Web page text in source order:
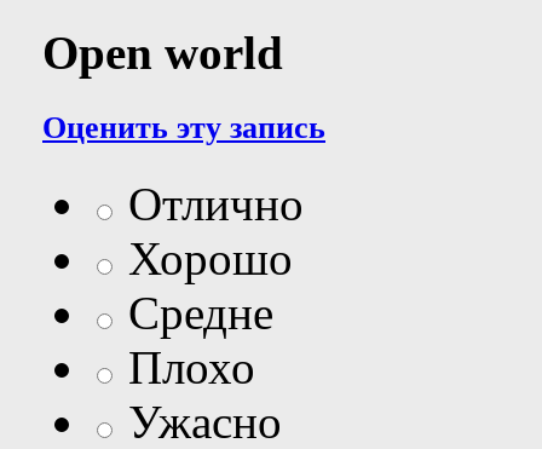
Open world
Оценить эту запись
Отлично
Хорошо
Средне
Плохо
Ужасно